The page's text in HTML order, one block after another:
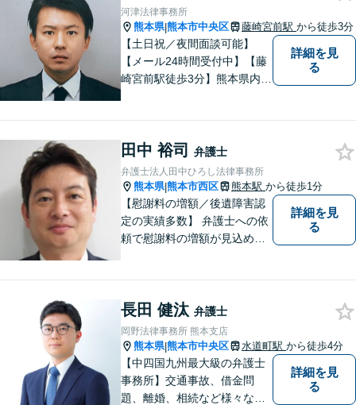
河津法律事務所
熊本県|熊本市中央区 藤崎宮前駅 から徒歩3分
【土日祝／夜間面談可能】
【メール24時間受付中】【藤
崎宮前駅徒歩3分】熊本県内及
の方の契約関係トラブルまで
幅広くご相談いただいており
ます。お気軽にご相談くださ
い。
詳細を見
る
田中 裕司 弁護士
弁護士法人田中ひろし法律事務所
熊本県|熊本市西区 熊本駅 から徒歩1分
【慰謝料の増額／後遺障害認
定の実績多数】 弁護士への依
頼で慰謝料の増額が見込めま
ノウハウ多数】相続手続きか
ら遺言書までトータルサポー
ト【JR熊本駅から徒歩1分】
詳細を見
る
長田 健汰 弁護士
岡野法律事務所 熊本支店
熊本県|熊本市中央区 水道町駅 から徒歩4分
【中四国九州最大級の弁護士
事務所】交通事故、借金問
題、離婚、相続など様々な問
詳細を見
る